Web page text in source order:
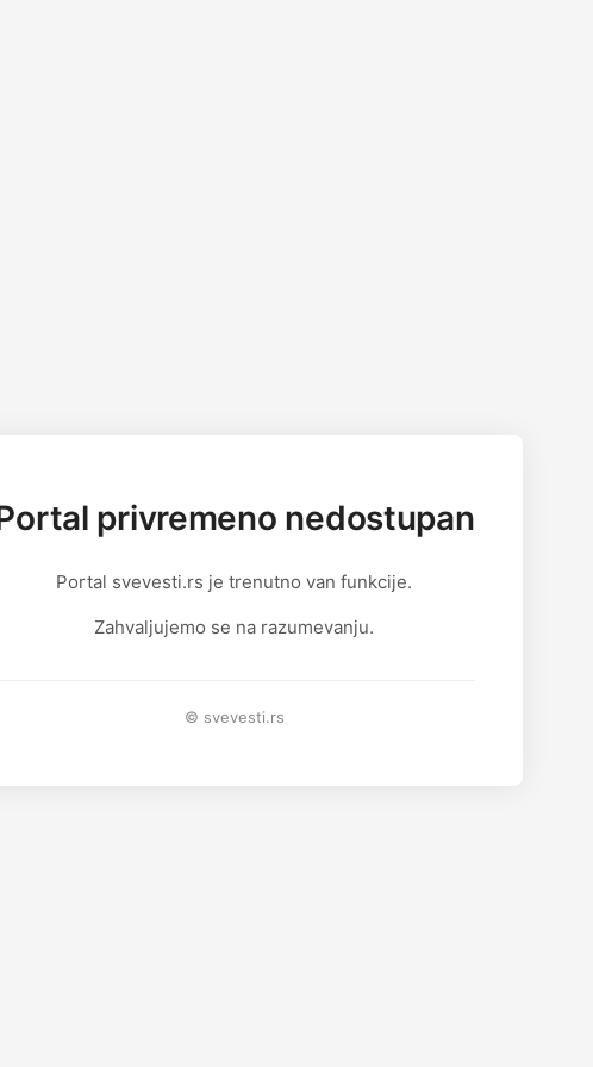
privremeno nedostupan
Portal svevesti.rs je trenutno van funkcije.
Zahvaljujemo se na razumevanju.
© svevesti.rs